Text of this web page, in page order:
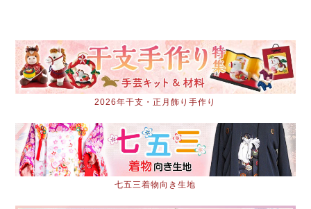
2026年干支・正月飾り手作り
七五三着物向き生地